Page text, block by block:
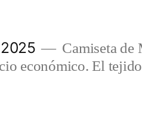
Camiseta de
económico. El